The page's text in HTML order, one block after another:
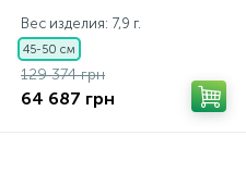
Вес изделия: 7,9 г.
45-50 см
129 374 грн
64 687 грн